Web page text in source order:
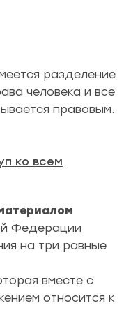
разделение
человека и все
правовым.
ко всем
Федерации
на три равные
вместе с
относится к